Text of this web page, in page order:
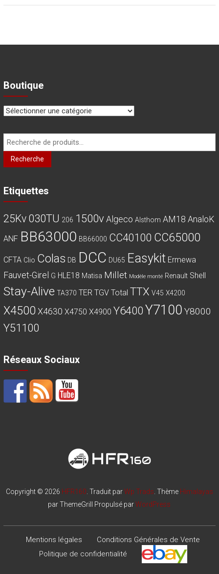
Boutique
Recherche
pour :
Recherche
Etiquettes
25Kv 030TU 206 1500v Algeco Alsthom AM18 AnaloK
ANF BB63000 BB66000 CC40100 CC65000
CFTA Clio Colas DB DCC DU65 Easykit Ermewa
Fauvet-Girel G HLE18 Matisa Millet Modèle monté Renault Shell
Stay-Alive TA370 TER TGV Total TTX V45 X4200
X4500 X4630 X4750 X4900 Y6400Y7100 Y8000
Y51100
Réseaux Sociaux
Copyright © 2026 HFR160. Traduit parWp Trads. Thème Himalayas
par ThemeGrill Propulsé parWordPress
Mentions légales
Conditions Générales de Vente
Politique de confidentialité